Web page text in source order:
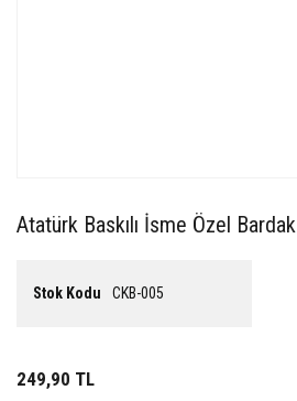
Atatürk Baskılı İsme Özel Bardak
Stok Kodu CKB-005
249,90 TL